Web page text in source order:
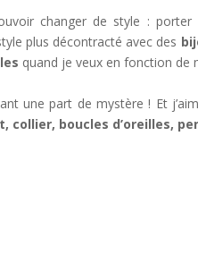
changer de style : porter
plus décontracté avec des
quand je veux en fonction de
une part de mystère ! Et
collier, boucles d’oreilles,